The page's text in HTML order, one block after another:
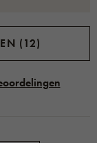
(12)